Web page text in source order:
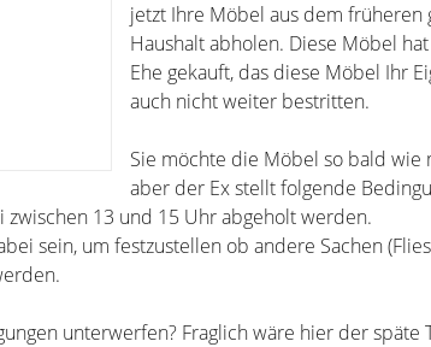
jetzt Ihre Möbel aus dem früheren
Haushalt abholen. Diese Möbel
Ehe gekauft, das diese Möbel Ihr
auch nicht weiter bestritten.
Sie möchte die Möbel so bald wie
aber der Ex stellt folgende
zwischen 13 und 15 Uhr abgeholt werden.
sein, um festzustellen ob andere Sachen
unterwerfen? Fraglich wäre hier der späte